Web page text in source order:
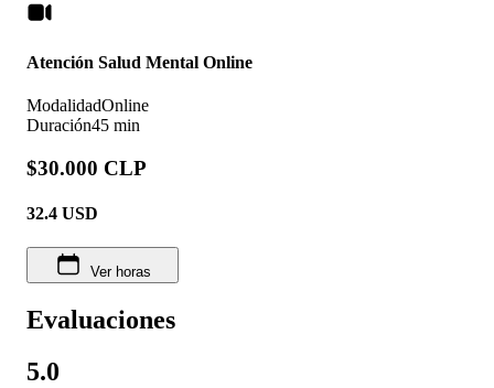
Atención Salud Mental Online
ModalidadOnline
Duración45 min
$30.000 CLP
32.4 USD
Ver horas
Evaluaciones
5.0